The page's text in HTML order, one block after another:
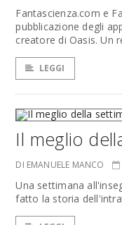
Fantascienza.com e
pubblicazione degli
creatore di Oasis. Un
LEGGI
Il meglio
DI EMANUELE MANCO
Una settimana
fatto la storia